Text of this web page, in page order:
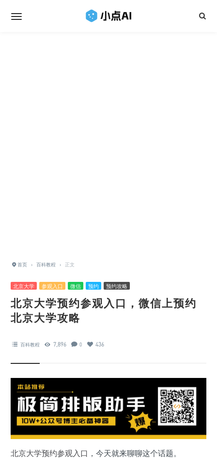
首页 › 百科教程 › 正文
北京大学 参观入口 微信 预约 预约攻略
北京大学预约参观入口，微信上预约
北京大学攻略
百科教程 7,896 0 436
北京大学预约参观入口 ，今天就来聊聊这个话题。